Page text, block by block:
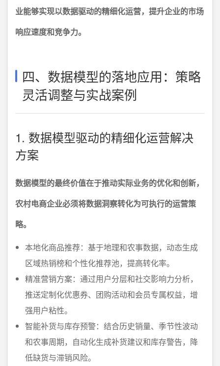
业能够实现以数据驱动的精细化运营，提升企业的市场
响应速度和竞争力。
四、数据模型的落地应用：策略
灵活调整与实战案例
1. 数据模型驱动的精细化运营解决
方案
数据模型的最终价值在于推动实际业务的优化和创新，
农村电商企业必须将数据洞察转化为可执行的运营策
略。
本地化商品推荐：基于地理和农事数据，动态生成
区域热销榜和个性化推荐池，提高转化率。
精准营销方案：通过用户分层和社交影响力分析，
推送定制化优惠券、团购活动和会员专属权益，增
强用户粘性。
智能补货与库存预警：结合历史销量、季节性波动
和农事周期，自动化生成补货建议和库存警告，降
低缺货与滞销风险。